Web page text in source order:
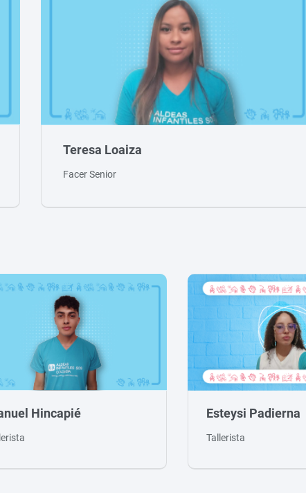
Teresa Loaiza
Facer Senior
Hincapié Esteysi Padierna
Tallerista